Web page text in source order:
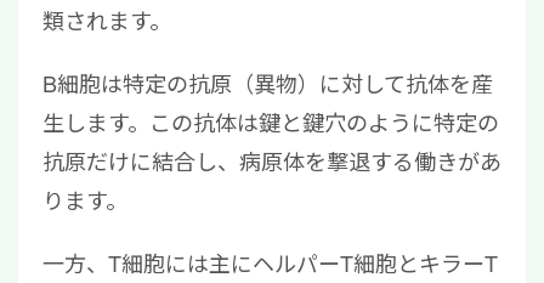
類されます。
B細胞は特定の抗原（異物）に対して抗体を産
生します。この抗体は鍵と鍵穴のように特定の
抗原だけに結合し、病原体を撃退する働きがあ
ります。
一方、T細胞には主にヘルパーT細胞とキラーT